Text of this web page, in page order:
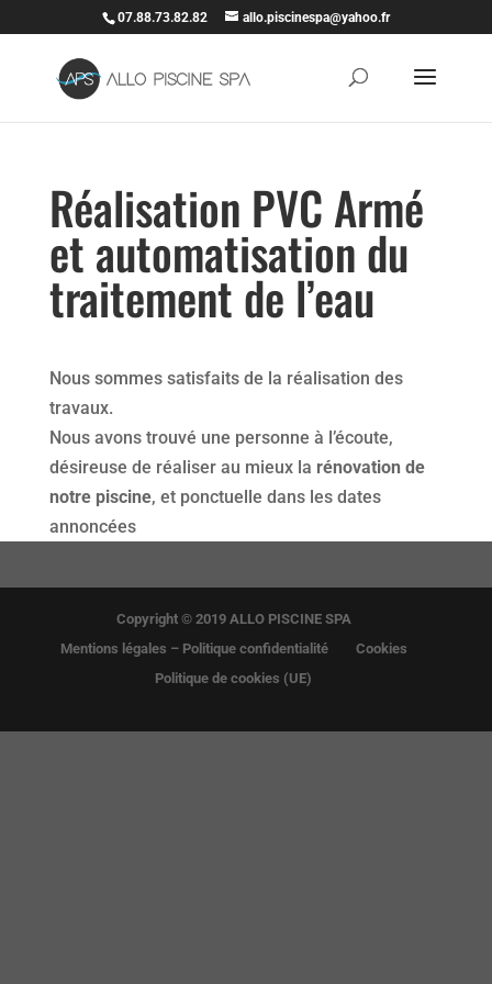
07.88.73.82.82 allo.piscinespa@yahoo.fr
Réalisation PVC Armé
et automatisation du
traitement de l’eau
Nous sommes satisfaits de la réalisation des
travaux.
Nous avons trouvé une personne à l’écoute,
désireuse de réaliser au mieux la rénovation de
notre piscine, et ponctuelle dans les dates
annoncées
Copyright © 2019 ALLO PISCINE SPA
Mentions légales – Politique confidentialité
Cookies
Politique de cookies (UE)